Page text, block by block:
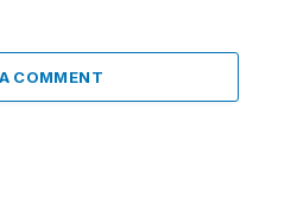
COMMENT